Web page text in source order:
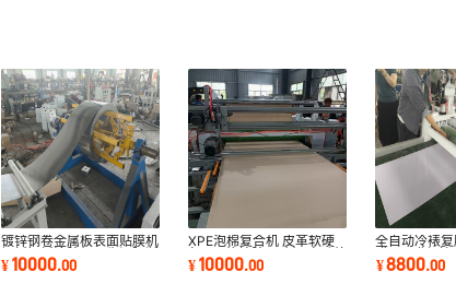
镀锌钢卷金属板表面贴膜机
钢板铝板涂胶机卫生间隔断
PVC膜覆膜机
¥10000.00
XPE泡棉复合机 皮革软硬
包EVA热熔胶平贴机 自动放
卷涂胶剪切机
¥10000.00
全自动冷裱
膜/pet膜保
不锈钢板贴膜
¥8800.00